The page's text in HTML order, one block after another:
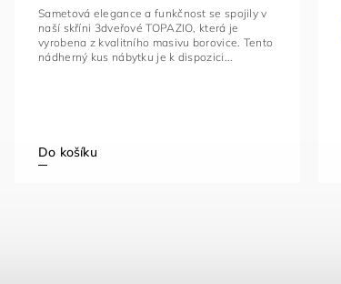
Do košíku
Sametová elegance a funkčnost se spojily v
naší skříni 3dveřové TOPAZIO, která je
vyrobena z kvalitního masivu borovice. Tento
nádherný kus nábytku je k dispozici...